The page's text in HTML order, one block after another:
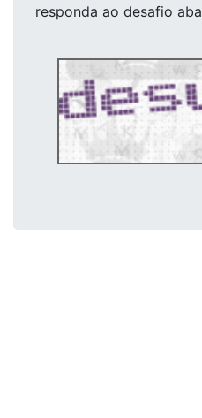
responda ao desafio